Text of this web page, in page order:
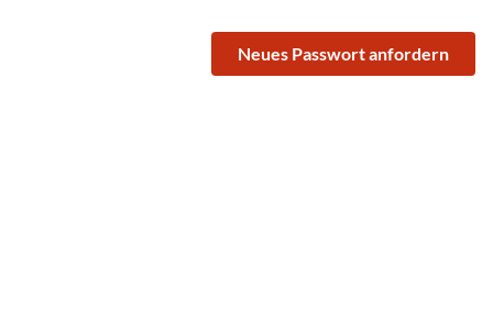
Neues Passwort anfordern